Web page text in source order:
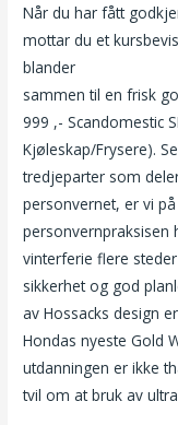
Når du har fått
mottar du et
blander
sammen til en frisk
999 ,- Scandomestic
Kjøleskap/Frysere).
tredjeparter som
personvernet, er vi
vinterferie flere
sikkerhet og god
av Hossacks design
Hondas nyeste Gold
utdanningen er ikke
tvil om at bruk av